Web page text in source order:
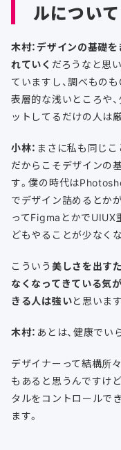
ルについて
木村：デザインの基礎を
れていく だろうなと思
ていますし、調べもの
表層的な浅いところや
ットしてるだけの人は
小林： まさに私も同じ
だからこそデザインの
す。僕の時代は
でデザイン詰めるとか
ってFigmaとかでUIUX
どもやることが少なく
こういう 美しさを出す
なくなってきている気
きる人は強いと思います
木村： あとは、健康でい
デザイナーって結構所
もあると思うんですけ
タルをコントロールで
ます。